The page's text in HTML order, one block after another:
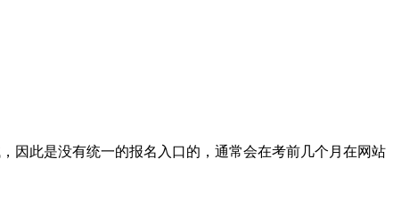
此是没有统一的报名入口的，通常会在考前几个月在网站